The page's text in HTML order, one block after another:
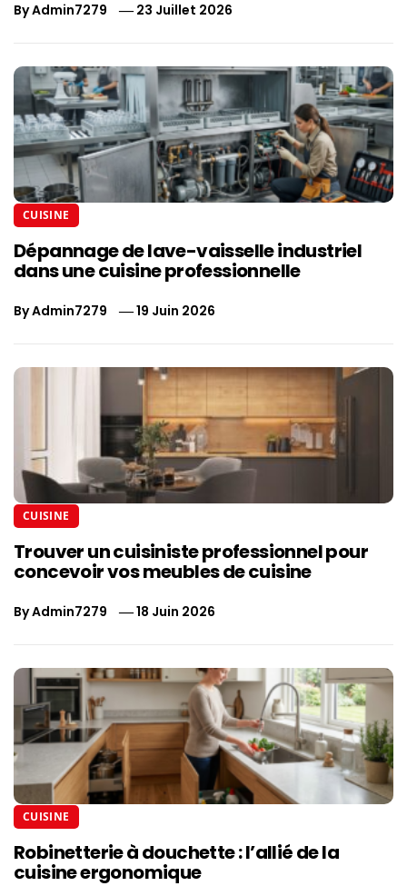
ByAdmin7279 23 Juillet 2026
CUISINE
Dépannage de lave-vaisselle industriel
dans une cuisine professionnelle
ByAdmin7279 19 Juin 2026
CUISINE
Trouver un cuisiniste professionnel pour
concevoir vos meubles de cuisine
ByAdmin7279 18 Juin 2026
CUISINE
Robinetterie à douchette : l’allié de la
cuisine ergonomique